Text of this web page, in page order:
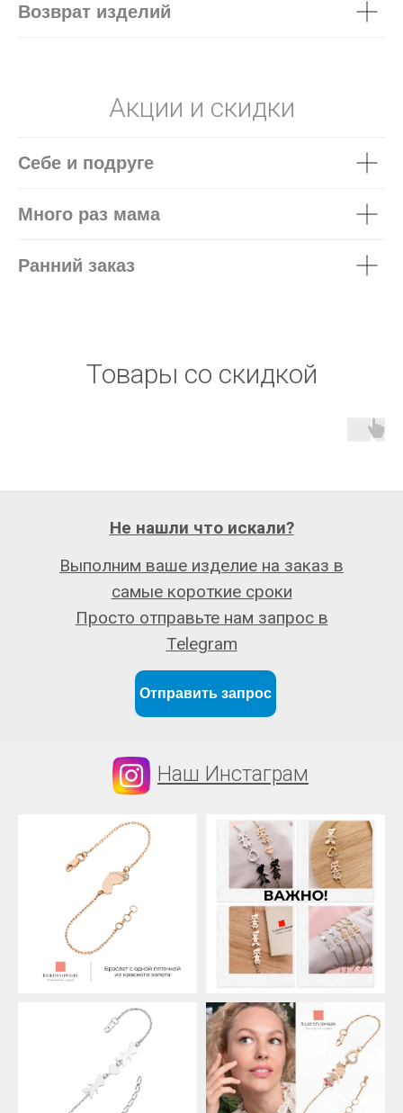
Возврат изделий
Акции и скидки
Себе и подруге
Много раз мама
Ранний заказ
Товары со скидкой
Отправить запрос
Выполним ваше изделие на заказ в
самые короткие сроки
Просто отправьте нам запрос в
Telegram
Не нашли что искали?
Наш Инстаграм